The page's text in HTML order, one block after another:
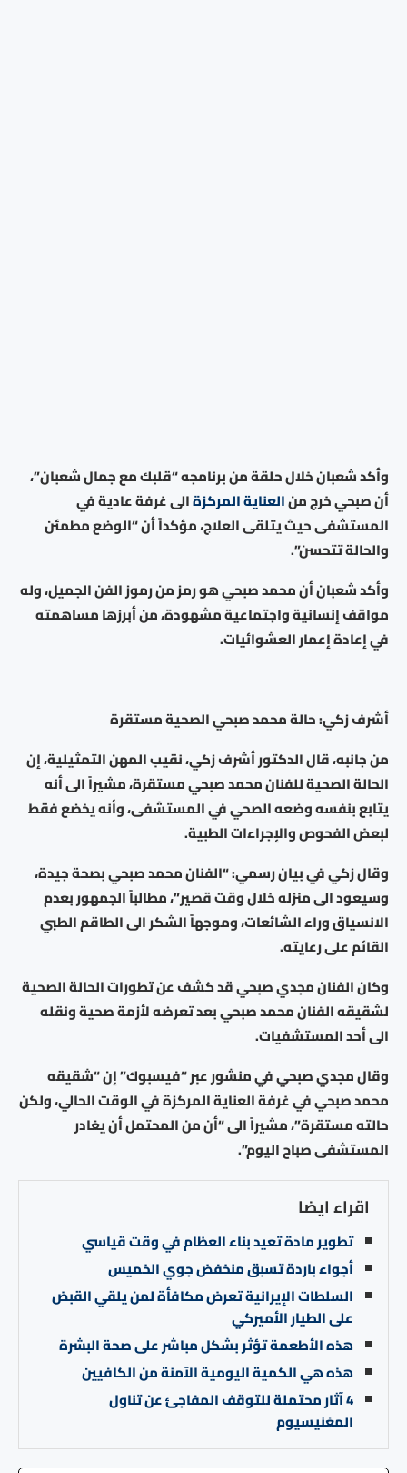
وأكد شعبان خلال حلقة من برنامجه “قلبك مع جمال شعبان”،
أن صبحي خرج منالعناية المركزةالى غرفة عادية في
المستشفى حيث يتلقى العلاج، مؤكداً أن “الوضع مطمئن
والحالة تتحسن”.
وأكد شعبان أن محمد صبحي هو رمز من رموز الفن الجميل، وله
مواقف إنسانية واجتماعية مشهودة، من أبرزها مساهمته
في إعادة إعمار العشوائيات.
أشرف زكي: حالة محمد صبحي الصحية مستقرة
من جانبه، قال الدكتور أشرف زكي، نقيب المهن التمثيلية، إن
الحالة الصحية للفنان محمد صبحي مستقرة، مشيراً الى أنه
يتابع بنفسه وضعه الصحي في المستشفى، وأنه يخضع فقط
لبعض الفحوص والإجراءات الطبية.
وقال زكي في بيان رسمي: “الفنان محمد صبحي بصحة جيدة،
وسيعود الى منزله خلال وقت قصير”، مطالباً الجمهور بعدم
الانسياق وراء الشائعات، وموجهاً الشكر الى الطاقم الطبي
القائم على رعايته.
وكان الفنان مجدي صبحي قد كشف عن تطورات الحالة الصحية
لشقيقه الفنان محمد صبحي بعد تعرضه لأزمة صحية ونقله
الى أحد المستشفيات.
وقال مجدي صبحي في منشور عبر “فيسبوك” إن “شقيقه
محمد صبحي في غرفة العناية المركزة في الوقت الحالي، ولكن
حالته مستقرة”، مشيراً الى “أن من المحتمل أن يغادر
المستشفى صباح اليوم”.
اقراء ايضا
تطوير مادة تعيد بناء العظام في وقت قياسي
أجواء باردة تسبق منخفض جوي الخميس
السلطات الإيرانية تعرض مكافأة لمن يلقي القبض
على الطيار الأميركي
هذه الأطعمة تؤثر بشكل مباشر على صحة البشرة
هذه هي الكمية اليومية الآمنة من الكافيين
4 آثار محتملة للتوقف المفاجئ عن تناول
المغنيسيوم